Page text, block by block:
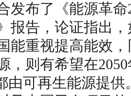
发布了《能源革命
报告，论证指出，
能重视提高能效
，则有希望在
由可再生能源提